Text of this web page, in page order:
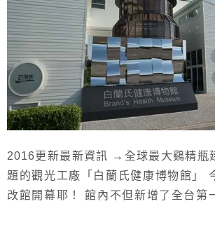
2016更新最新資訊 →全球最大鷄精瓶
題的觀光工廠「白蘭氏健康博物館」
改館開幕耶！ 館內不但新增了全台第